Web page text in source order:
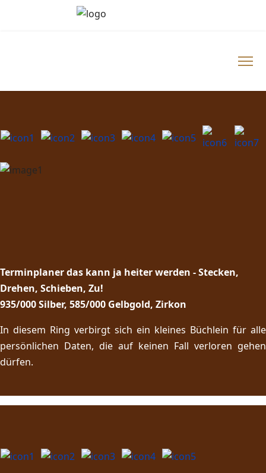
Terminplaner das kann ja heiter werden - Stecken,
Drehen, Schieben, Zu!
935/000 Silber, 585/000 Gelbgold, Zirkon
In diesem Ring verbirgt sich ein kleines Büchlein für alle
persönlichen Daten, die auf keinen Fall verloren gehen
dürfen.